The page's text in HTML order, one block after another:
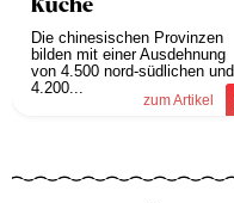
Küche
Die chinesischen Provinzen
bilden mit einer Ausdehnung
von 4.500 nord-südlichen und
4.200...
zum Artikel